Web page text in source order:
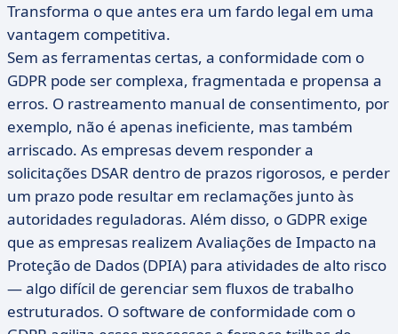
Transforma o que antes era um fardo legal em uma
vantagem competitiva.
Sem as ferramentas certas, a conformidade com o
GDPR pode ser complexa, fragmentada e propensa a
erros. O rastreamento manual de consentimento, por
exemplo, não é apenas ineficiente, mas também
arriscado. As empresas devem responder a
solicitações DSAR dentro de prazos rigorosos, e perder
um prazo pode resultar em reclamações junto às
autoridades reguladoras. Além disso, o GDPR exige
que as empresas realizem Avaliações de Impacto na
Proteção de Dados (DPIA) para atividades de alto risco
— algo difícil de gerenciar sem fluxos de trabalho
estruturados. O software de conformidade com o